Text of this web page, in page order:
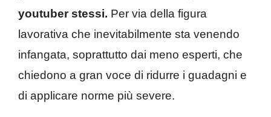
youtuber stessi. Per via della figura
lavorativa che inevitabilmente sta venendo
infangata, soprattutto dai meno esperti, che
chiedono a gran voce di ridurre i guadagni e
di applicare norme più severe.